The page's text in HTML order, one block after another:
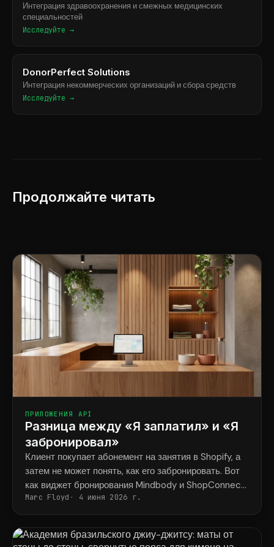
Интеграция здравоохранения и смежных медицинских
специальностей
Исследуйте →
DonorPerfect Solutions
Интеграция некоммерческих организаций и сбора средств
Исследуйте →
Продолжайте читать
ПРИЛОЖЕНИЯ API
Разница между «Я заплатил» и «Я
забронировал»
Клиент покупает абонемент на занятия в Shopify, а
затем не может понять, как его забронировать. Вот
как виджет бронирования Mindbody и ShopConnect
навсегда решают эту проблему.
Marc Floyd 4 июня 2026 г.